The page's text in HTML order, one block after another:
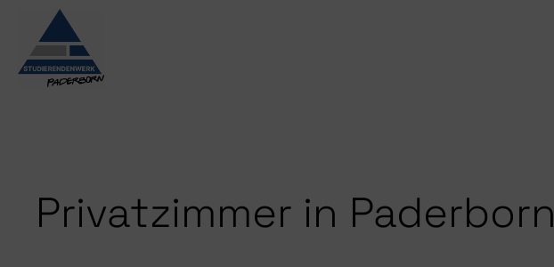
springen
Privatzimmer in Paderborn